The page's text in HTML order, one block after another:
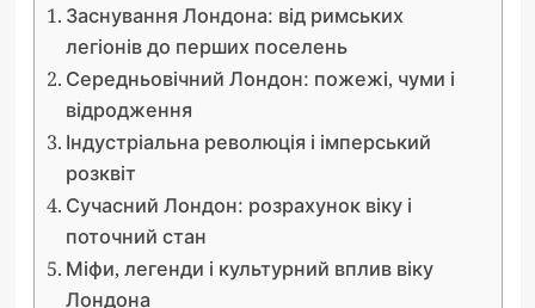
Заснування Лондона: від римських
легіонів до перших поселень
Середньовічний Лондон: пожежі, чуми і
відродження
Індустріальна революція і імперський
розквіт
Сучасний Лондон: розрахунок віку і
поточний стан
Міфи, легенди і культурний вплив віку
Лондона